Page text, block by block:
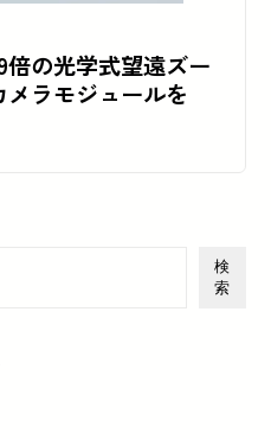
の光学式望遠ズー
ラモジュールを
検
索